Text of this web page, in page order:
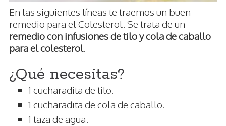
En las siguientes líneas te traemos un buen
remedio para el Colesterol. Se trata de un
remedio con infusiones de tilo y cola de caballo
para el colesterol.
¿Qué necesitas?
1 cucharadita de tilo.
1 cucharadita de cola de caballo.
1 taza de agua.